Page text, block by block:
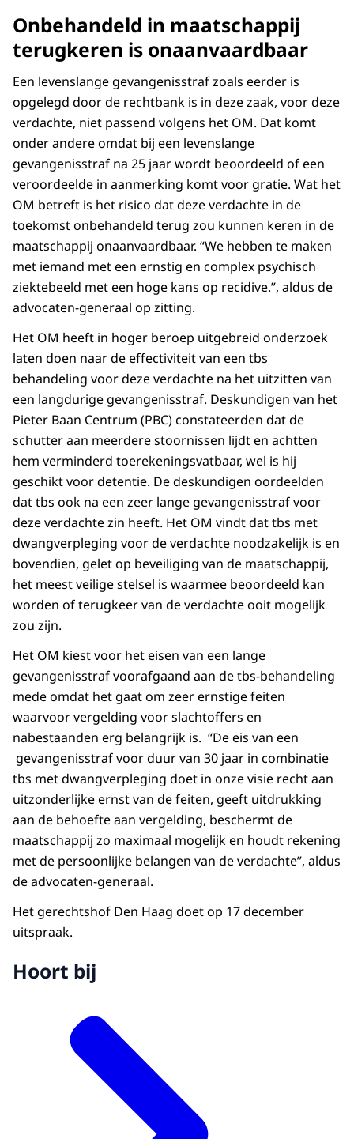
Onbehandeld in maatschappij
terugkeren is onaanvaardbaar
Een levenslange gevangenisstraf zoals eerder is
opgelegd door de rechtbank is in deze zaak, voor deze
verdachte, niet passend volgens het OM. Dat komt
onder andere omdat bij een levenslange
gevangenisstraf na 25 jaar wordt beoordeeld of een
veroordeelde in aanmerking komt voor gratie. Wat het
OM betreft is het risico dat deze verdachte in de
toekomst onbehandeld terug zou kunnen keren in de
maatschappij onaanvaardbaar. “We hebben te maken
met iemand met een ernstig en complex psychisch
ziektebeeld met een hoge kans op recidive.”, aldus de
advocaten-generaal op zitting.
Het OM heeft in hoger beroep uitgebreid onderzoek
laten doen naar de effectiviteit van een tbs
behandeling voor deze verdachte na het uitzitten van
een langdurige gevangenisstraf. Deskundigen van het
Pieter Baan Centrum (PBC) constateerden dat de
schutter aan meerdere stoornissen lijdt en achtten
hem verminderd toerekeningsvatbaar, wel is hij
geschikt voor detentie. De deskundigen oordeelden
dat tbs ook na een zeer lange gevangenisstraf voor
deze verdachte zin heeft. Het OM vindt dat tbs met
dwangverpleging voor de verdachte noodzakelijk is en
bovendien, gelet op beveiliging van de maatschappij,
het meest veilige stelsel is waarmee beoordeeld kan
worden of terugkeer van de verdachte ooit mogelijk
zou zijn.
Het OM kiest voor het eisen van een lange
gevangenisstraf voorafgaand aan de tbs-behandeling
mede omdat het gaat om zeer ernstige feiten
waarvoor vergelding voor slachtoffers en
nabestaanden erg belangrijk is. “De eis van een
gevangenisstraf voor duur van 30 jaar in combinatie
tbs met dwangverpleging doet in onze visie recht aan
uitzonderlijke ernst van de feiten, geeft uitdrukking
aan de behoefte aan vergelding, beschermt de
maatschappij zo maximaal mogelijk en houdt rekening
met de persoonlijke belangen van de verdachte”, aldus
de advocaten-generaal.
Het gerechtshof Den Haag doet op 17 december
uitspraak.
Hoort bij